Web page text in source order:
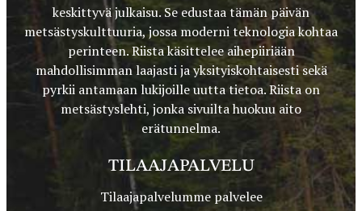
keskittyvä julkaisu. Se edustaa tämän päivän
metsästyskulttuuria, jossa moderni teknologia kohtaa
perinteen. Riista käsittelee aihepiiriään
mahdollisimman laajasti ja yksityiskohtaisesti sekä
pyrkii antamaan lukijoille uutta tietoa. Riista on
metsästyslehti, jonka sivuilta huokuu aito
erätunnelma.
TILAAJAPALVELU
Tilaajapalvelumme palvelee